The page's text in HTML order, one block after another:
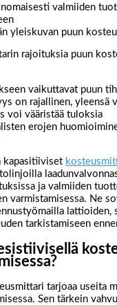
valmiiden
yleiskuvan puun
rajoituksia puun
vaikuttavat puun
on rajallinen, yleensä
voi vääristää tuloksia
erojen
kapasitiiviset
ja valmiiden
varmistamisessa. Ne
lattioiden,
tarkistamiseen
tarjoaa useita
Sen tärkein